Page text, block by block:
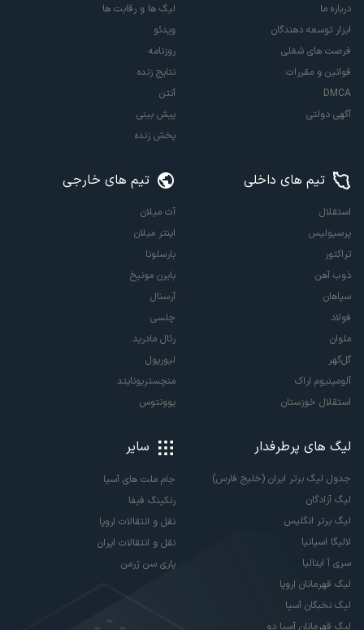
درباره ما
ابزار توسعه دهندگان
فرصت های شغلی
قوانین و مقررات
DMCA
آگهی دولتی
لیگ ها و رقابت ها
ویدئو
روزنامه
نتایج زنده
آنتن
پیش بینی
پخش زنده
تیم های داخلی
استقلال
پرسپولیس
تراکتور
ذوب آهن
سپاهان
فولاد
ملوان
گل‌گهر
آلومینیوم اراک
استقلال خوزستان
تیم های خارجی
آث میلان
اینتر میلان
بارسلونا
بایرن مونیخ
آرسنال
چلسی
رئال مادرید
لیورپول
منچستریونایتد
یوونتوس
لیگ های پرطرفدار
جدول لیگ برتر ایران (خلیج فارس)
لیگ آزادگان
لیگ برتر انگلیس
لالیگا اسپانیا
سری آ ایتالیا
لیگ قهرمانان اروپا
لیگ نخبگان آسیا
سایر
جام ملت های آسیا
رنکینگ فیفا
نقل و انتقالات اروپا
نقل و انتقالات ایران
پاری سن ژرمن